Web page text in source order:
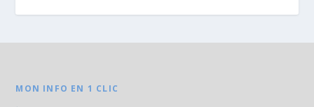
MON INFO EN 1 CLIC